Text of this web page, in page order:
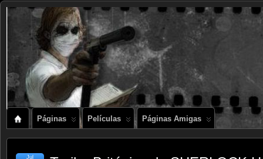
Páginas Películas Páginas Amigas
Jul